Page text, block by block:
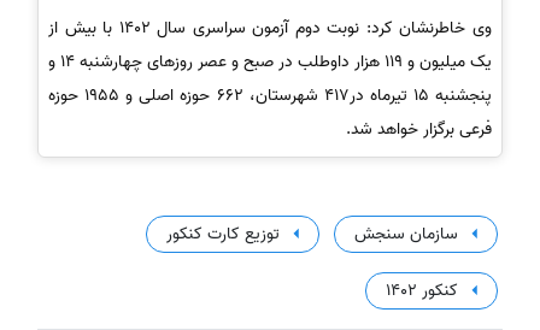
وی خاطرنشان کرد: نوبت دوم آزمون سراسری سال 1402 با بیش از
یک میلیون و 119 هزار داوطلب در صبح و عصر روزهای چهارشنبه 14 و
پنجشنبه 15 تیرماه در417 شهرستان، 662 حوزه اصلی و 1955 حوزه
فرعی برگزار خواهد شد.
سازمان سنجش توزیع کارت کنکور
کنکور 1402